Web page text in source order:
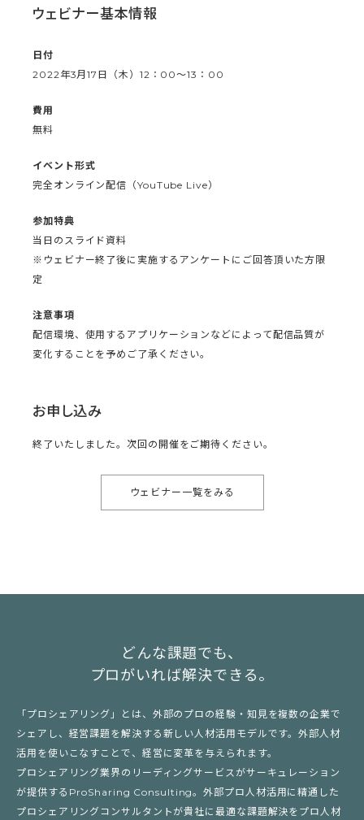
ウェビナー基本情報
日付
2022年3月17日（木）12：00〜13：00
費用
無料
イベント形式
完全オンライン配信（YouTube Live）
参加特典
当日のスライド資料
※ウェビナー終了後に実施するアンケートにご回答頂いた方限
定
注意事項
配信環境、使用するアプリケーションなどによって配信品質が
変化することを予めご了承ください。
お申し込み
終了いたしました。次回の開催をご期待ください。
ウェビナー一覧をみる
どんな課題でも、
プロがいれば解決できる。
「プロシェアリング」とは、外部のプロの経験・知見を複数の企業で
シェアし、経営課題を解決する新しい人材活用モデルです。外部人材
活用を使いこなすことで、経営に変革を与えられます。
プロシェアリング業界のリーディングサービスがサーキュレーション
が提供するProSharing Consulting。外部プロ人材活用に精通した
プロシェアリングコンサルタントが貴社に最適な課題解決をプロ人材